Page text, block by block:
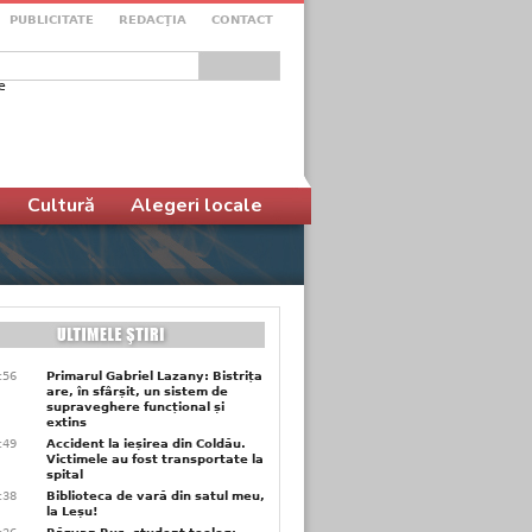
PUBLICITATE REDACŢIA CONTACT
de căutare
Cultură Alegeri locale
Primarul Gabriel Lazany: Bistrița
are, în sfârșit, un sistem de
supraveghere funcțional și
extins
Accident la ieșirea din Coldău.
Victimele au fost transportate la
spital
Biblioteca de vară din satul meu,
la Leșu!